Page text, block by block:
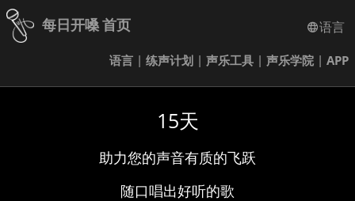
每日开嗓 首页 语言
语言 | 练声计划 | 声乐工具 | 声乐学院 | APP
15天
助力您的声音有质的飞跃
随口唱出好听的歌